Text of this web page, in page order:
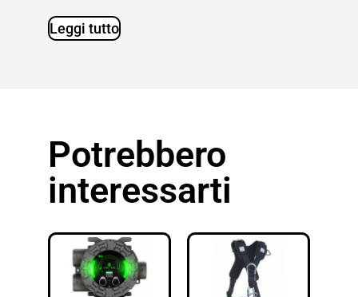
Leggi tutto
Potrebbero
interessarti